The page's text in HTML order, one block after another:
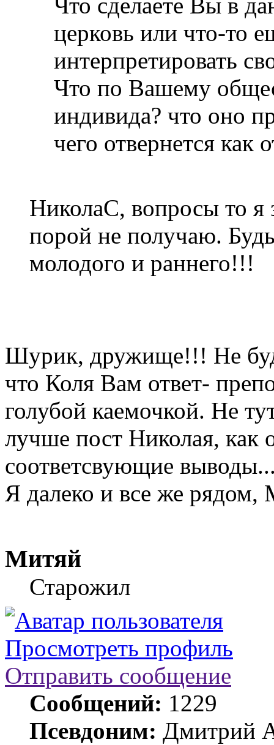
Что сделаете Вы в
церковь или что-то
интерпретировать
Что по Вашему
индивида? что оно
чего отвернется как
НиколаС, вопросы то я
порой не получаю.
молодого и раннего!!!
Шурик, дружище!!! Не
что Коля Вам ответ-
голубой каемочкой. Не
лучше пост Николая, как
соответсвующие
Я далеко и все же
Митяй
Старожил
Просмотреть профиль
Отправить сообщение
Сообщений: 1229
Псевдоним: Дмитрий